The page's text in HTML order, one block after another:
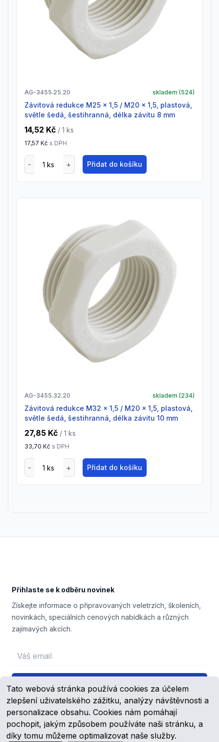
Tato webová stránka používá cookies za účelem
zlepšení uživatelského zážitku, analýzy návštěvnosti a
personalizace obsahu. Cookies nám pomáhají
pochopit, jakým způsobem používáte naši stránku, a
díky tomu můžeme optimalizovat naše služby.
AG-3455.25.20 skladem (524)
Závitová redukce M25 x 1,5 / M20 x 1,5, plastová,
světle šedá, šestihranná, délka závitu 8 mm
14,52 Kč / 1 ks
17,57 Kč s DPH
Přidat do košíku
AG-3455.32.20 skladem (234)
Závitová redukce M32 x 1,5 / M20 x 1,5, plastová,
světle šedá, šestihranná, délka závitu 10 mm
27,85 Kč / 1 ks
33,70 Kč s DPH
Přidat do košíku
Přihlaste se k odběru novinek
Získejte informace o připravovaných veletrzích, školeních,
novinkách, speciálních cenových nabídkách a různých
zajímavých akcích.
Email address
Přihlášení
FacebookYouTube